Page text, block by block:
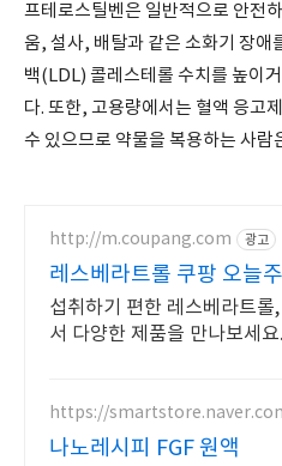
프테로스틸벤은 일반적으로 안전
움, 설사, 배탈과 같은 소화기 장애
백(LDL) 콜레스테롤 수치를 높이
다. 또한, 고용량에서는 혈액 응고
수 있으므로 약물을 복용하는 사람
http://m.coupang.com 광고
레스베라트롤 쿠팡 오늘
일도착 로켓배송
섭취하기 편한 레스베라트롤,
서 다양한 제품을 만나보세
https://
나노레시피 FGF 원액